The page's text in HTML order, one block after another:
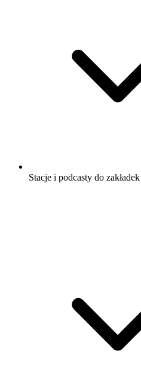
Stacje i podcasty do zakładek